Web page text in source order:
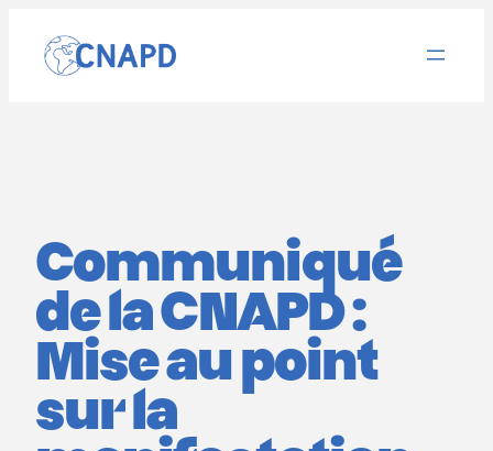
contenu
Communiqué
de la CNAPD :
Mise au point
sur la